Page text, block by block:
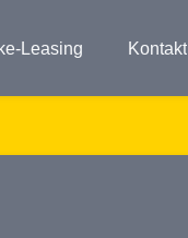
Leasing Kontakt